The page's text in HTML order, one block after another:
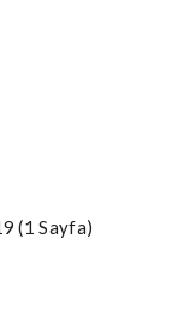
(1 Sayfa)